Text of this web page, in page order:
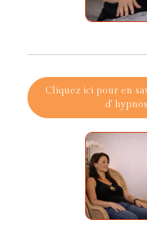
Cliquez ici pour en
d'